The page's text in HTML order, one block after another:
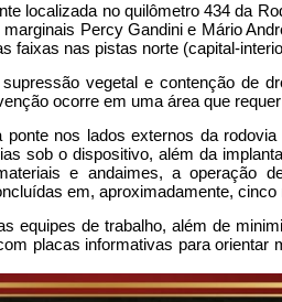
localizada no quilômetro 434 da
Percy Gandini e Mário
faixas nas pistas norte (capital-
vegetal e contenção de
ocorre em uma área que
nos lados externos da
sob o dispositivo, além da
e andaimes, a operação
em, aproximadamente, cinco
equipes de trabalho, além de
placas informativas para orientar